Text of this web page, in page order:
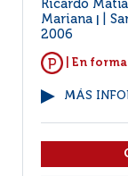
Ricardo
Mariana
2006
| En
MÁS